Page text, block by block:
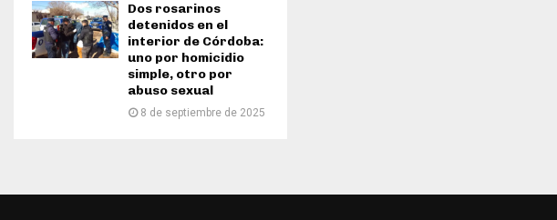
Dos rosarinos
detenidos en el
interior de Córdoba:
uno por homicidio
simple, otro por
abuso sexual
8 de septiembre de 2025